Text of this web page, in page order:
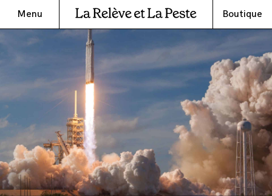
Menu Boutique